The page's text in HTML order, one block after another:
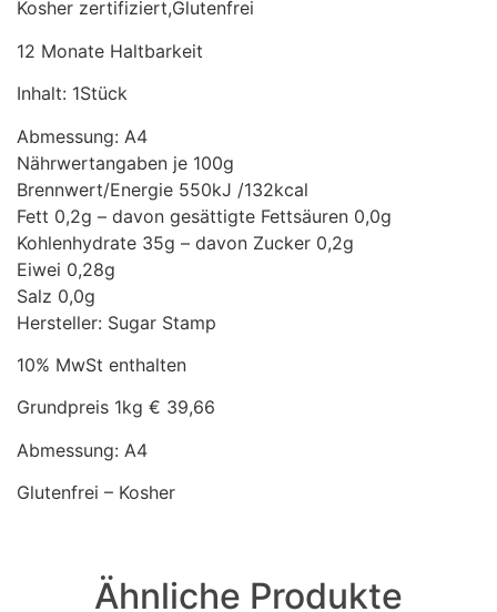
Kosher zertifiziert,Glutenfrei
12 Monate Haltbarkeit
Inhalt: 1Stück
Abmessung: A4
Nährwertangaben je 100g
Brennwert/Energie 550kJ /132kcal
Fett 0,2g – davon gesättigte Fettsäuren 0,0g
Kohlenhydrate 35g – davon Zucker 0,2g
Eiwei 0,28g
Salz 0,0g
Hersteller: Sugar Stamp
10% MwSt enthalten
Grundpreis 1kg € 39,66
Abmessung: A4
Glutenfrei – Kosher
Ähnliche Produkte